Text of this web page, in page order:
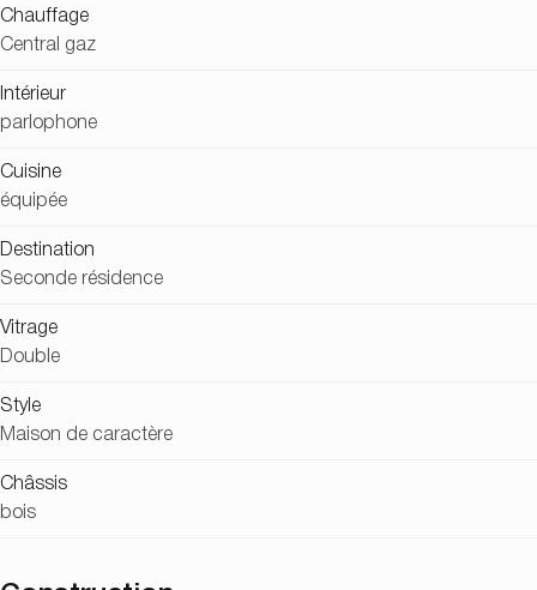
Chauffage
Central gaz
Intérieur
parlophone
Cuisine
équipée
Destination
Seconde résidence
Vitrage
Double
Style
Maison de caractère
Châssis
bois